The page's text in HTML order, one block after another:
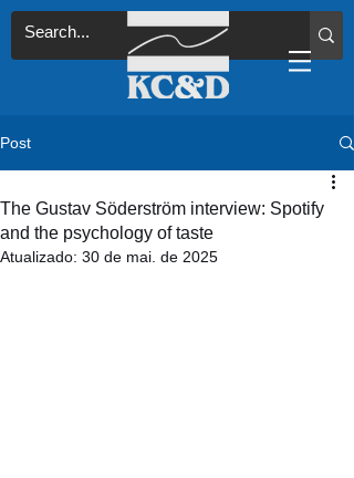
Post
The Gustav Söderström interview: Spotify
and the psychology of taste
Atualizado: 30 de mai. de 2025